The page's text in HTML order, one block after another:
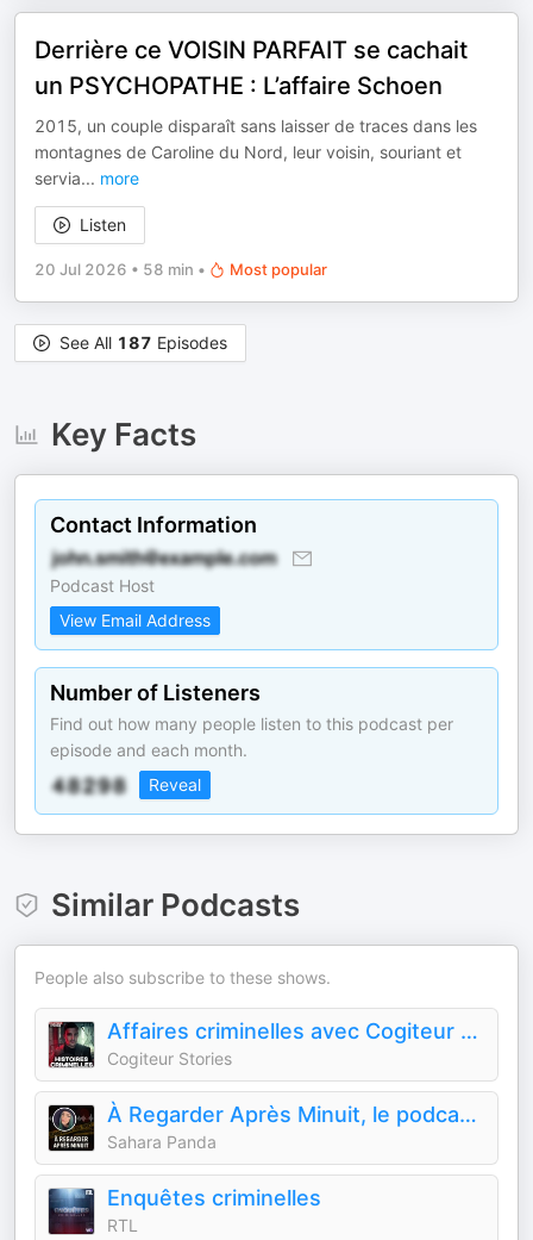
Derrière ce VOISIN PARFAIT se cachait
un PSYCHOPATHE : L’affaire Schoen
2015, un couple disparaît sans laisser de traces dans les
montagnes de Caroline du Nord, leur voisin, souriant et
servia... more
Listen
20 Jul 2026 • 58 min • Most popular
See All 187 Episodes
Key Facts
Contact Information
Podcast Host
View Email Address
Number of Listeners
Find out how many people listen to this podcast per
episode and each month.
Reveal
Similar Podcasts
People also subscribe to these shows.
Affaires criminelles avec Cogiteur Stories
Cogiteur Stories
À Regarder Après Minuit, le podcast true crime
Sahara Panda
Enquêtes criminelles
RTL